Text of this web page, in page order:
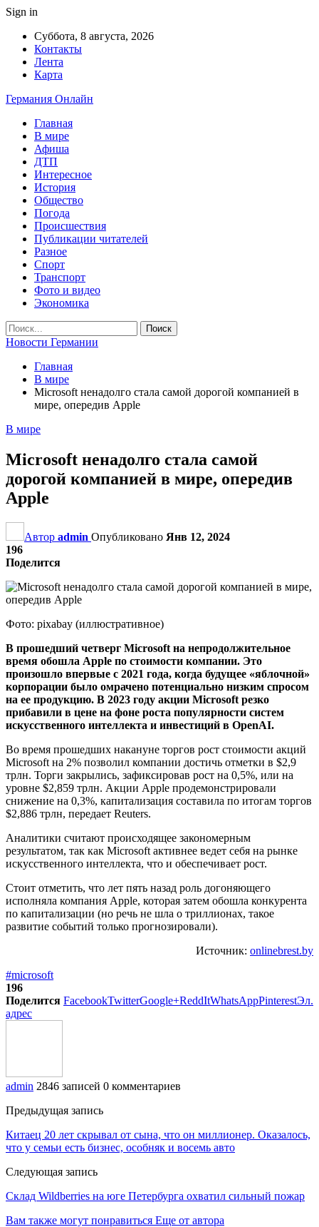
Sign in
Суббота, 8 августа, 2026
Контакты
Лента
Карта
Германия Онлайн
Главная
В мире
Афиша
ДТП
Интересное
История
Общество
Погода
Происшествия
Публикации читателей
Разное
Спорт
Транспорт
Фото и видео
Экономика
Новости Германии
Главная
В мире
Microsoft ненадолго стала самой дорогой компанией в
мире, опередив Apple
В мире
Microsoft ненадолго стала самой
дорогой компанией в мире, опередив
Apple
Автор admin Опубликовано Янв 12, 2024
196
Поделится
Фото: pixabay (иллюстративное)
В прошедший четверг Microsoft на непродолжительное
время обошла Apple по стоимости компании. Это
произошло впервые с 2021 года, когда будущее «яблочной»
корпорации было омрачено потенциально низким спросом
на ее продукцию. В 2023 году акции Microsoft резко
прибавили в цене на фоне роста популярности систем
искусственного интеллекта и инвестиций в OpenAI.
Во время прошедших накануне торгов рост стоимости акций
Microsoft на 2% позволил компании достичь отметки в $2,9
трлн. Торги закрылись, зафиксировав рост на 0,5%, или на
уровне $2,859 трлн. Акции Apple продемонстрировали
снижение на 0,3%, капитализация составила по итогам торгов
$2,886 трлн, передает Reuters.
Аналитики считают происходящее закономерным
результатом, так как Microsoft активнее ведет себя на рынке
искусственного интеллекта, что и обеспечивает рост.
Стоит отметить, что лет пять назад роль догоняющего
исполняла компания Apple, которая затем обошла конкурента
по капитализации (но речь не шла о триллионах, такое
развитие событий только прогнозировали).
Источник: onlinebrest.by
#microsoft
196
Поделится FacebookTwitterGoogle+ReddItWhatsAppPinterestЭл.
адрес
admin 2846 записей 0 комментариев
Предыдущая запись
Китаец 20 лет скрывал от сына, что он миллионер. Оказалось,
что у семьи есть бизнес, особняк и восемь авто
Следующая запись
Склад Wildberries на юге Петербурга охватил сильный пожар
Вам также могут понравиться Еще от автора